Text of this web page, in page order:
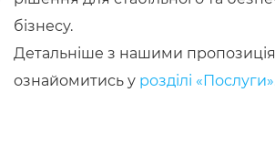
бізнесу.
Детальніше з нашими
ознайомитись у розділі «Послуги»